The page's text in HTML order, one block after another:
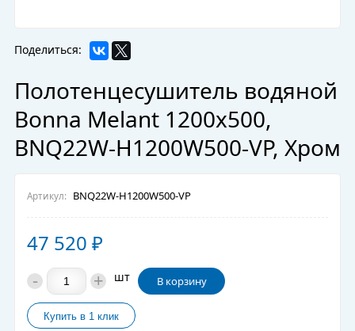
Поделиться:
Полотенцесушитель водяной
Bonna Melant 1200x500,
BNQ22W-H1200W500-VP, Хром
Артикул: BNQ22W-H1200W500-VP
47 520 ₽
- + шт В корзину